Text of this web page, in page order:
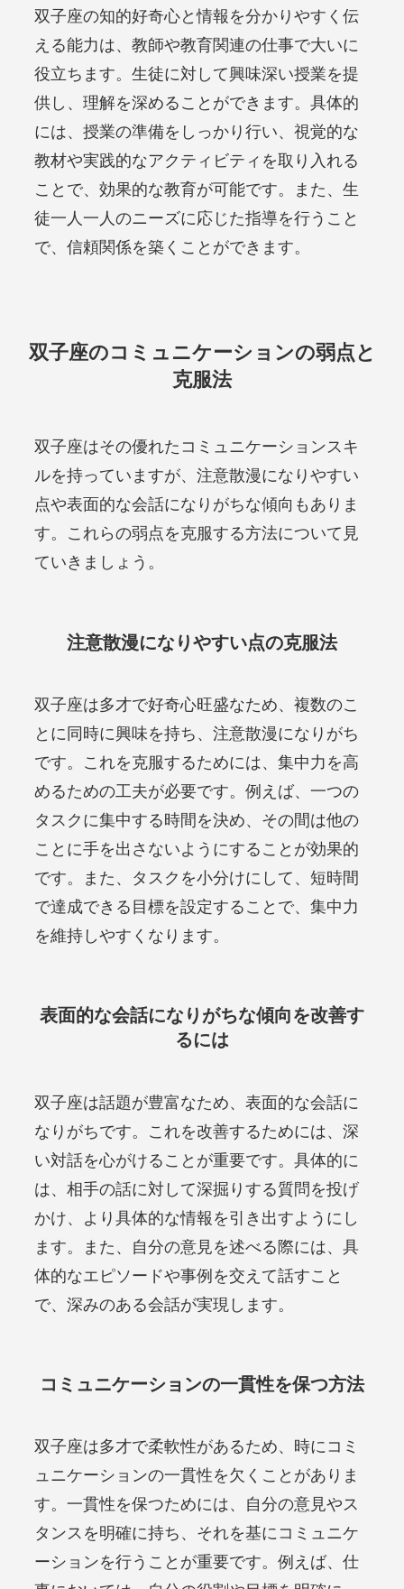
双子座の知的好奇心と情報を分かりやすく伝
える能力は、教師や教育関連の仕事で大いに
役立ちます。生徒に対して興味深い授業を提
供し、理解を深めることができます。具体的
には、授業の準備をしっかり行い、視覚的な
教材や実践的なアクティビティを取り入れる
ことで、効果的な教育が可能です。また、生
徒一人一人のニーズに応じた指導を行うこと
で、信頼関係を築くことができます。
双子座のコミュニケーションの弱点と
克服法
双子座はその優れたコミュニケーションスキ
ルを持っていますが、注意散漫になりやすい
点や表面的な会話になりがちな傾向もありま
す。これらの弱点を克服する方法について見
ていきましょう。
注意散漫になりやすい点の克服法
双子座は多才で好奇心旺盛なため、複数のこ
とに同時に興味を持ち、注意散漫になりがち
です。これを克服するためには、集中力を高
めるための工夫が必要です。例えば、一つの
タスクに集中する時間を決め、その間は他の
ことに手を出さないようにすることが効果的
です。また、タスクを小分けにして、短時間
で達成できる目標を設定することで、集中力
を維持しやすくなります。
表面的な会話になりがちな傾向を改善す
るには
双子座は話題が豊富なため、表面的な会話に
なりがちです。これを改善するためには、深
い対話を心がけることが重要です。具体的に
は、相手の話に対して深掘りする質問を投げ
かけ、より具体的な情報を引き出すようにし
ます。また、自分の意見を述べる際には、具
体的なエピソードや事例を交えて話すこと
で、深みのある会話が実現します。
コミュニケーションの一貫性を保つ方法
双子座は多才で柔軟性があるため、時にコミ
ュニケーションの一貫性を欠くことがありま
す。一貫性を保つためには、自分の意見やス
タンスを明確に持ち、それを基にコミュニケ
ーションを行うことが重要です。例えば、仕